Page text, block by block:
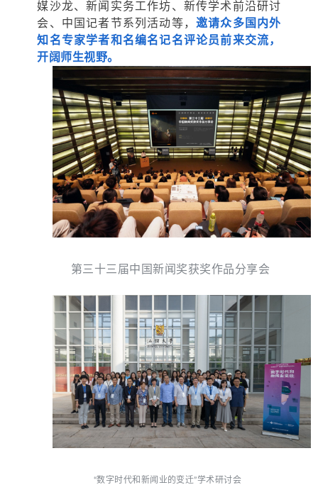
媒沙龙、新闻实务工作坊、新传学术前沿研讨
会、中国记者节系列活动等， 邀请众多国内外
知名专家学者和名编名记名评论员前来交流，
开阔师生视野。
第三十三届中国新闻奖获奖作品分享会
“数字时代和新闻业的变迁”学术研讨会